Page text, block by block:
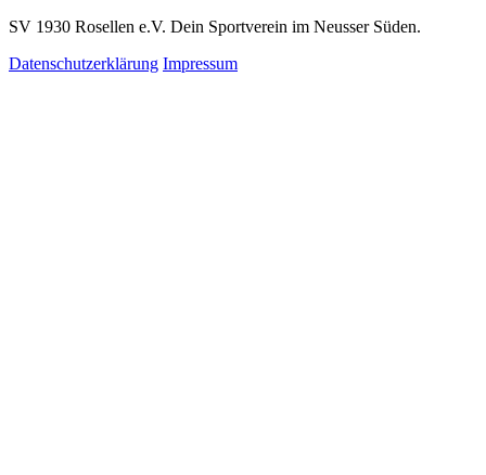
SV 1930 Rosellen e.V. Dein Sportverein im Neusser Süden.
Datenschutzerklärung Impressum